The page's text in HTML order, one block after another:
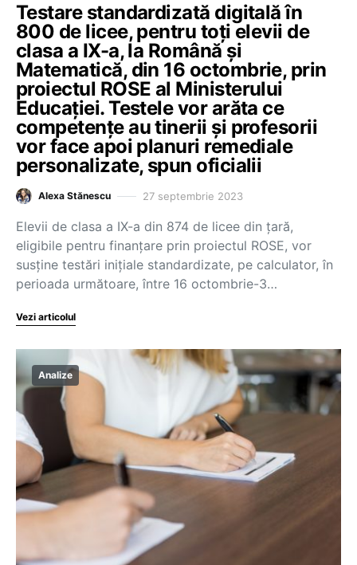
Testare standardizată digitală în
800 de licee, pentru toți elevii de
clasa a IX-a, la Română și
Matematică, din 16 octombrie, prin
proiectul ROSE al Ministerului
Educației. Testele vor arăta ce
competențe au tinerii și profesorii
vor face apoi planuri remediale
personalizate, spun oficialii
Alexa Stănescu 27 septembrie 2023
Elevii de clasa a IX-a din 874 de licee din țară,
eligibile pentru finanțare prin proiectul ROSE, vor
susține testări inițiale standardizate, pe calculator, în
perioada următoare, între 16 octombrie-3…
Vezi articolul
Analize